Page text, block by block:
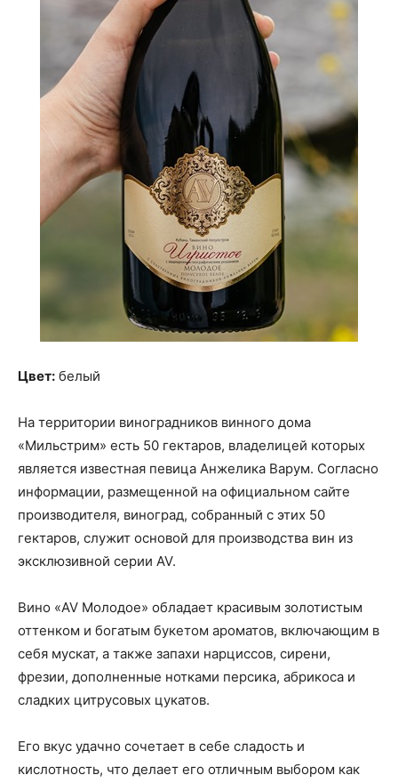
Цвет: белый
На территории виноградников винного дома
«Мильстрим» есть 50 гектаров, владелицей которых
является известная певица Анжелика Варум. Согласно
информации, размещенной на официальном сайте
производителя, виноград, собранный с этих 50
гектаров, служит основой для производства вин из
эксклюзивной серии AV.
Вино «AV Молодое» обладает красивым золотистым
оттенком и богатым букетом ароматов, включающим в
себя мускат, а также запахи нарциссов, сирени,
фрезии, дополненные нотками персика, абрикоса и
сладких цитрусовых цукатов.
Его вкус удачно сочетает в себе сладость и
кислотность, что делает его отличным выбором как